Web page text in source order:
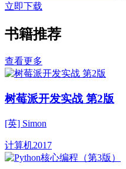
立即下载
书籍推荐
查看更多
树莓派开发实战 第2版
[英] Simon
计算机2017